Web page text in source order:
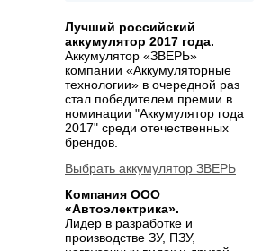
Лучший российский
аккумулятор 2017 года.
Аккумулятор «ЗВЕРЬ»
компании «Аккумуляторные
технологии» в очередной раз
стал победителем премии в
номинации "Аккумулятор года
2017" среди отечественных
брендов.
Выбрать аккумулятор ЗВЕРЬ
Компания ООО
«Автоэлектрика».
Лидер в разработке и
производстве ЗУ, ПЗУ,